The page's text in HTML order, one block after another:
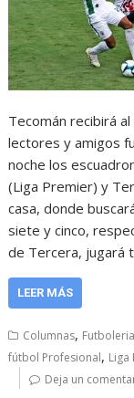
Tecomán recibirá
lectores y amigos
noche los
(Liga Premier) y
casa, donde
siete y cinco,
de Tercera, jugará
LEER MÁS
Columnas,
fútbol Profesional, Liga
Deja un